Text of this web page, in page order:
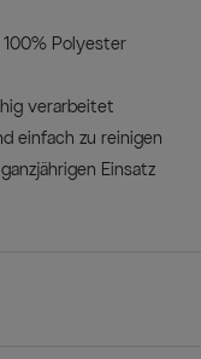
100% Polyester
verarbeitet
einfach zu reinigen
Einsatz